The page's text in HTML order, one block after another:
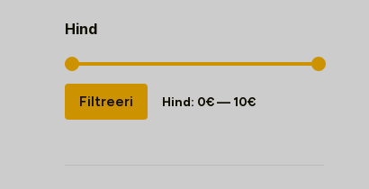
Hind
Minimaalne
hind
Maksimaalne
hind
Filtreeri Hind: 0€— 10€